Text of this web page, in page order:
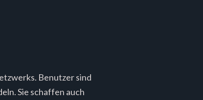
Benutzer sind
Sie schaffen auch